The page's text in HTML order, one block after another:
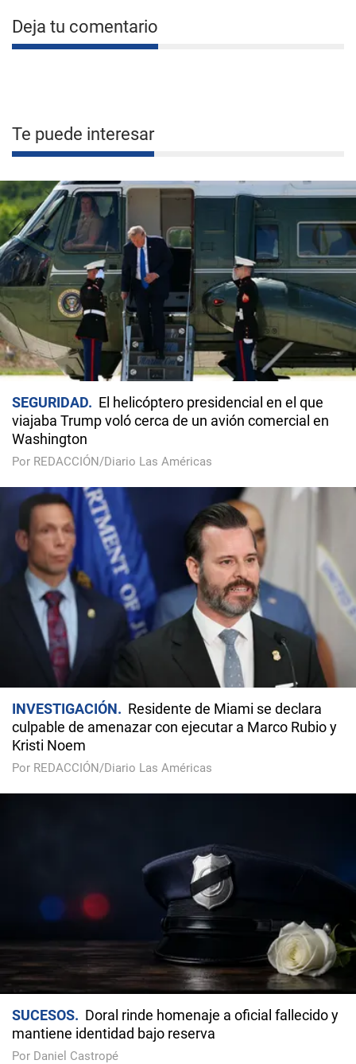
Deja tu comentario
Te puede interesar
SEGURIDAD
El helicóptero presidencial en el que
viajaba Trump voló cerca de un avión comercial en
Washington
Por REDACCIÓN/Diario Las Américas
INVESTIGACIÓN
Residente de Miami se declara
culpable de amenazar con ejecutar a Marco Rubio y
Kristi Noem
Por REDACCIÓN/Diario Las Américas
SUCESOS
Doral rinde homenaje a oficial fallecido y
mantiene identidad bajo reserva
Por Daniel Castropé